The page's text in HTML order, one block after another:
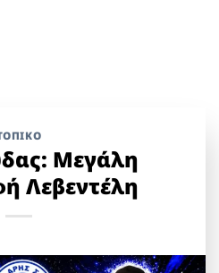
Μεγάλη
Λεβεντέλη